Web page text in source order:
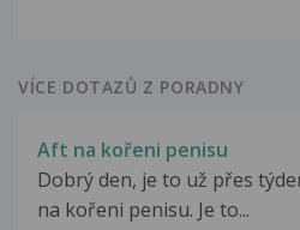
VÍCE DOTAZŮ Z PORADNY
Aft na kořeni penisu
Dobrý den, je to už přes
na kořeni penisu. Je to...